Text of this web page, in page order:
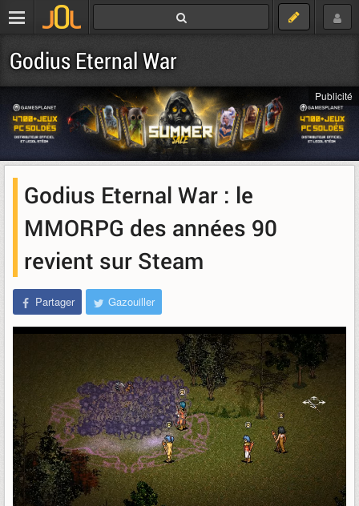
Godius Eternal War
Publicité
Godius Eternal War : le
MMORPG des années 90
revient sur Steam
Partager Gazouiller